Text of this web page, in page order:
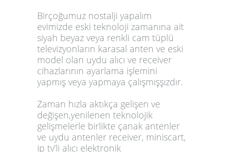
Birçoğumuz nostalji yapalım
evimizde eski teknoloji zamanına ait
siyah beyaz veya renkli cam tüplü
televizyonların karasal anten ve eski
model olan uydu alıcı ve receiver
cihazlarının ayarlama işlemini
yapmış veya yapmaya çalışmışşızdır.
Zaman hızla aktıkça gelişen ve
değişen,yenilenen teknolojik
gelişmelerle birlikte çanak antenler
ve uydu antenler receiver, miniscart,
ip tv’li alıcı elektronik